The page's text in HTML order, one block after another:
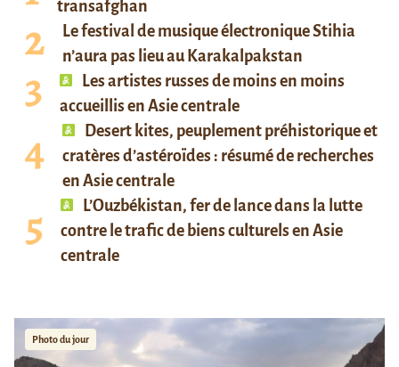
transafghan
Le festival de musique électronique Stihia
n’aura pas lieu au Karakalpakstan
Les artistes russes de moins en moins
accueillis en Asie centrale
Desert kites, peuplement préhistorique et
cratères d’astéroïdes : résumé de recherches
en Asie centrale
L’Ouzbékistan, fer de lance dans la lutte
contre le trafic de biens culturels en Asie
centrale
Photo du jour